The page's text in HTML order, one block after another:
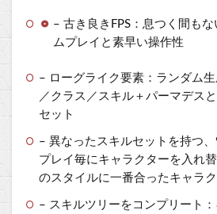
– 古き良きFPS：息つく間も
ムプレイと素早い操作性
– ローグライク要素：ランダム
／クラス／スキル＋パーマデス
セット
– 異なったスキルセットを持つ
プレイ毎にキャラクターを入れ
のスタイルに一番合ったキャラ
– スキルツリーをコンプリート